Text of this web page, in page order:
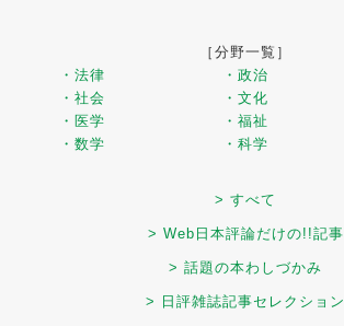
［分野一覧］
・法律
・政治
・社会
・文化
・医学
・福祉
・数学
・科学
> すべて
> Web日本評論だけの!!記事
> 話題の本わしづかみ
> 日評雑誌記事セレクション